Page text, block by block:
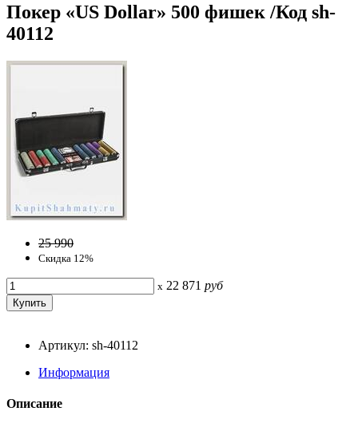
Покер «US Dollar» 500 фишек /Код sh-
40112
25 990
Скидка 12%
x 22 871 руб
Артикул: sh-40112
Информация
Описание